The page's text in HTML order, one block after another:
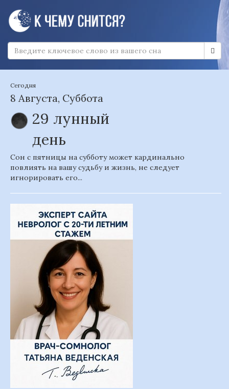
Сегодня
8 Августа, Суббота
29 лунный
день
Сон с пятницы на субботу может кардинально
повлиять на вашу судьбу и жизнь, не следует
игнорировать его...